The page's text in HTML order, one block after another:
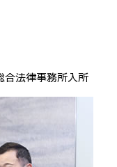
合法律事務所入所